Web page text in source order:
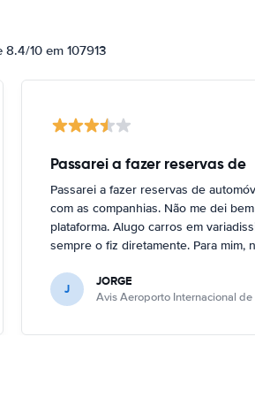
10 em 107913
Passarei a fazer reservas de
Passarei a fazer reservas de
com as companhias. Não me dei
plataforma. Alugo carros em
sempre o fiz diretamente. Para mim,
J JORGE
Avis Aeroporto Internacional